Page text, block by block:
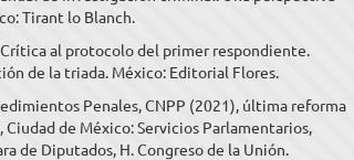
Tirant lo Blanch.
Crítica al protocolo del primer respondiente.
de la triada. México: Editorial Flores.
Penales, CNPP (2021), última reforma
de México: Servicios Parlamentarios,
de Diputados, H. Congreso de la Unión.